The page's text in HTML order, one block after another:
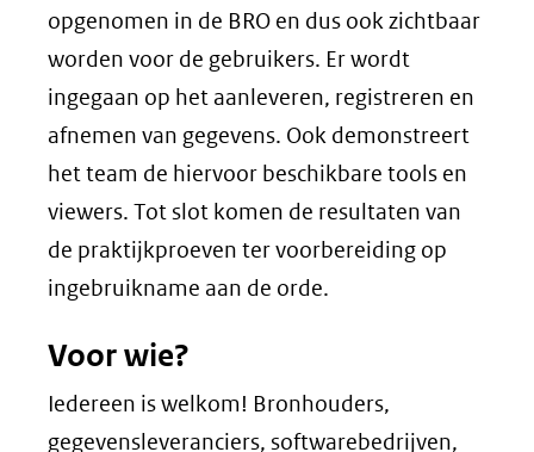
opgenomen in de BRO en dus ook zichtbaar
worden voor de gebruikers. Er wordt
ingegaan op het aanleveren, registreren en
afnemen van gegevens. Ook demonstreert
het team de hiervoor beschikbare tools en
viewers. Tot slot komen de resultaten van
de praktijkproeven ter voorbereiding op
ingebruikname aan de orde.
Voor wie?
Iedereen is welkom! Bronhouders,
gegevensleveranciers, softwarebedrijven,